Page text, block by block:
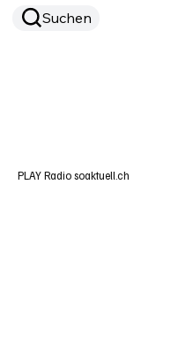
Suchen
PLAY Radio soaktuell.ch